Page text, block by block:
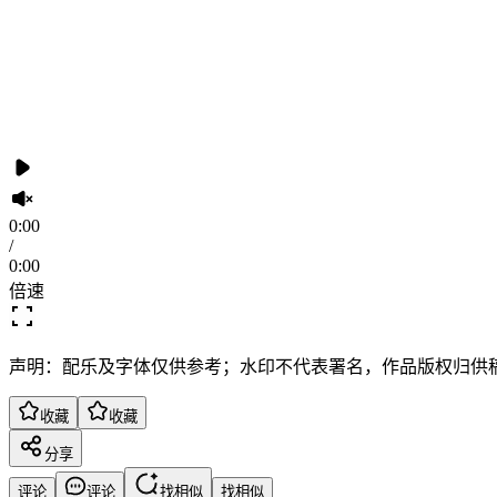
0:00
/
0:00
倍速
声明：配乐及字体仅供参考；水印不代表署名，作品版权归供
收藏 收藏
分享
评论 评论 找相似 找相似